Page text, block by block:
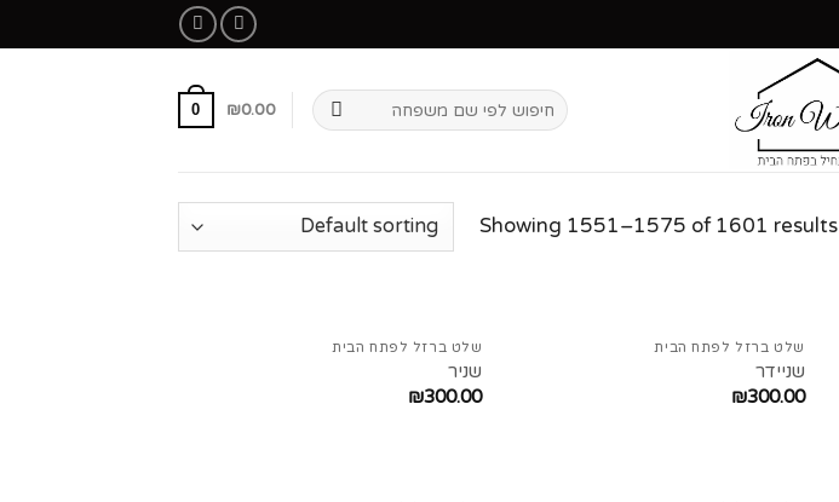
₪0.00
0
Showing 1551–1575 of 1601 results
שלט ברזל לפתח הבית
שניידר
₪300.00
שלט ברזל לפתח הבית
שניר
₪300.00